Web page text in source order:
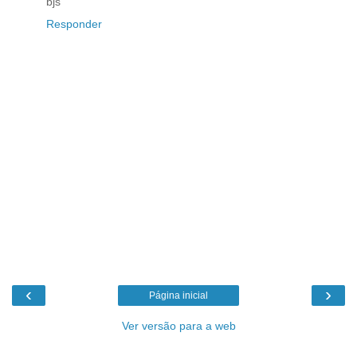
Responder
‹ ›
Página inicial
Ver versão para a web